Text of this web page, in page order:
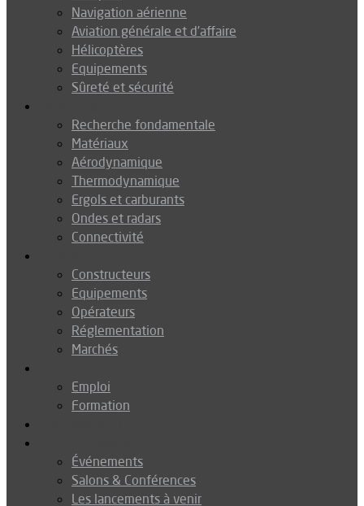
Navigation aérienne
Aviation générale et d’affaire
Hélicoptères
Equipements
Sûreté et sécurité
Recherche fondamentale
Matériaux
Aérodynamique
Thermodynamique
Ergols et carburants
Ondes et radars
Connectivité
Constructeurs
Equipements
Opérateurs
Réglementation
Marchés
Emploi
Formation
Événements
Salons & Conférences
Les lancements à venir